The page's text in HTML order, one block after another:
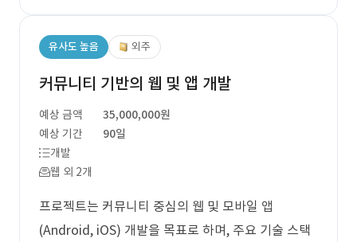
유사도 높음 외주
커뮤니티 기반의 웹 및 앱 개발
예상 금액
35,000,000원
예상 기간
90일
개발
웹 외 2개
프로젝트는 커뮤니티 중심의 웹 및 모바일 앱
(Android, iOS) 개발을 목표로 하며, 주요 기술 스택